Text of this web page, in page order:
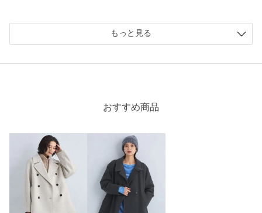
イエローと言っても黄色味が強い訳ではなく、薄ら緑色の入っ
た落ち着いた黄緑色です。ボタンと紐が茶色でアクセントにな
っています。
に見せてくれるのが嬉しいポイント。
161cm
普段の着用サイズ：
9人が参考になったと回答
参考になった
もっと見る
おすすめ商品